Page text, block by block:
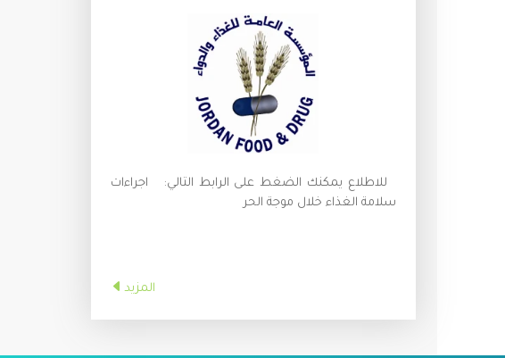
للاطلاع يمكنك الضغط على الرابط التالي: اجراءات
سلامة الغذاء خلال موجة الحر
المزيد